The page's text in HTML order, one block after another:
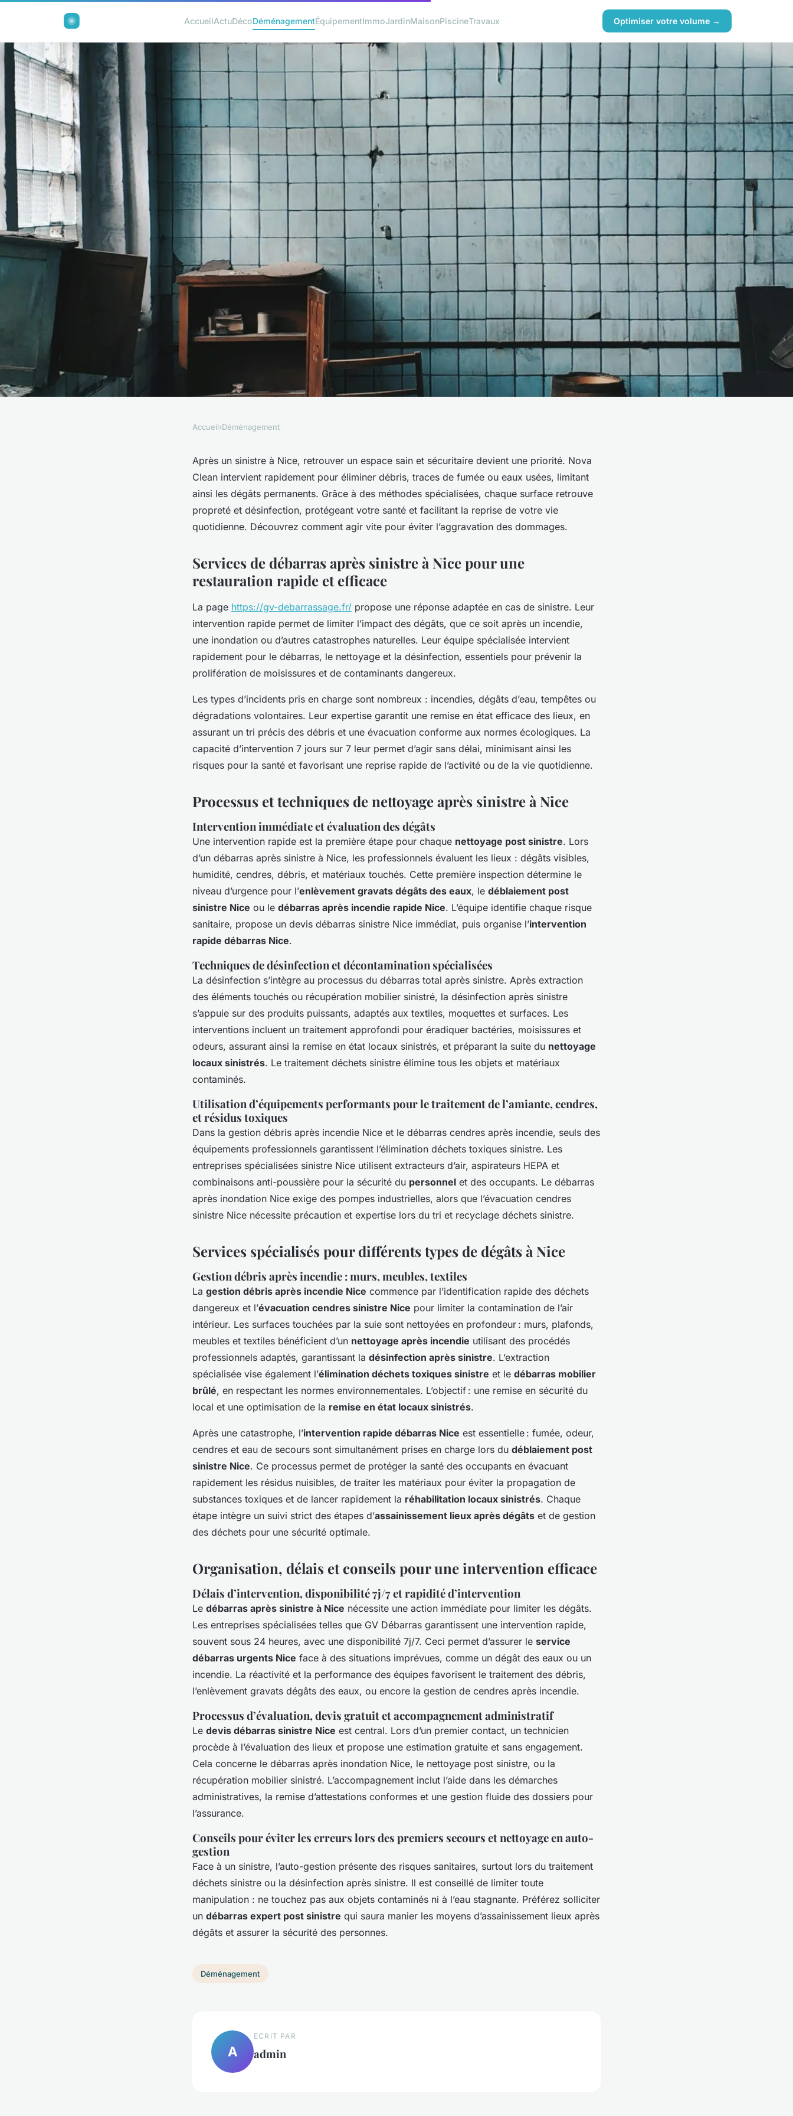
AccueilActuDécoDéménagementÉquipementImmoJardinMaisonPiscineTravaux Optimiser votre volume →
Débarras après sinistre à Nice :
rétablissez votre espace !
Accueil›Déménagement
Après un sinistre à Nice, retrouver un espace sain et sécuritaire devient une priorité. Nova
Clean intervient rapidement pour éliminer débris, traces de fumée ou eaux usées, limitant
ainsi les dégâts permanents. Grâce à des méthodes spécialisées, chaque surface retrouve
propreté et désinfection, protégeant votre santé et facilitant la reprise de votre vie
quotidienne. Découvrez comment agir vite pour éviter l’aggravation des dommages.
Services de débarras après sinistre à Nice pour une
restauration rapide et efficace
La page https://gv-debarrassage.fr/ propose une réponse adaptée en cas de sinistre. Leur
intervention rapide permet de limiter l’impact des dégâts, que ce soit après un incendie,
une inondation ou d’autres catastrophes naturelles. Leur équipe spécialisée intervient
rapidement pour le débarras, le nettoyage et la désinfection, essentiels pour prévenir la
prolifération de moisissures et de contaminants dangereux.
Les types d’incidents pris en charge sont nombreux : incendies, dégâts d’eau, tempêtes ou
dégradations volontaires. Leur expertise garantit une remise en état efficace des lieux, en
assurant un tri précis des débris et une évacuation conforme aux normes écologiques. La
capacité d’intervention 7 jours sur 7 leur permet d’agir sans délai, minimisant ainsi les
risques pour la santé et favorisant une reprise rapide de l’activité ou de la vie quotidienne.
Processus et techniques de nettoyage après sinistre à Nice
Intervention immédiate et évaluation des dégâts
Une intervention rapide est la première étape pour chaque nettoyage post sinistre. Lors
d’un débarras après sinistre à Nice, les professionnels évaluent les lieux : dégâts visibles,
humidité, cendres, débris, et matériaux touchés. Cette première inspection détermine le
niveau d’urgence pour l’enlèvement gravats dégâts des eaux, le déblaiement post
sinistre Nice ou le débarras après incendie rapide Nice. L’équipe identifie chaque risque
sanitaire, propose un devis débarras sinistre Nice immédiat, puis organise l’intervention
rapide débarras Nice.
Techniques de désinfection et décontamination spécialisées
La désinfection s’intègre au processus du débarras total après sinistre. Après extraction
des éléments touchés ou récupération mobilier sinistré, la désinfection après sinistre
s’appuie sur des produits puissants, adaptés aux textiles, moquettes et surfaces. Les
interventions incluent un traitement approfondi pour éradiquer bactéries, moisissures et
odeurs, assurant ainsi la remise en état locaux sinistrés, et préparant la suite du nettoyage
locaux sinistrés. Le traitement déchets sinistre élimine tous les objets et matériaux
contaminés.
Utilisation d’équipements performants pour le traitement de l’amiante, cendres,
et résidus toxiques
Dans la gestion débris après incendie Nice et le débarras cendres après incendie, seuls des
équipements professionnels garantissent l’élimination déchets toxiques sinistre. Les
entreprises spécialisées sinistre Nice utilisent extracteurs d’air, aspirateurs HEPA et
combinaisons anti-poussière pour la sécurité du personnel et des occupants. Le débarras
après inondation Nice exige des pompes industrielles, alors que l’évacuation cendres
sinistre Nice nécessite précaution et expertise lors du tri et recyclage déchets sinistre.
Services spécialisés pour différents types de dégâts à Nice
Gestion débris après incendie : murs, meubles, textiles
La gestion débris après incendie Nice commence par l’identification rapide des déchets
dangereux et l’évacuation cendres sinistre Nice pour limiter la contamination de l’air
intérieur. Les surfaces touchées par la suie sont nettoyées en profondeur : murs, plafonds,
meubles et textiles bénéficient d’un nettoyage après incendie utilisant des procédés
professionnels adaptés, garantissant la désinfection après sinistre. L’extraction
spécialisée vise également l’élimination déchets toxiques sinistre et le débarras mobilier
brûlé, en respectant les normes environnementales. L’objectif : une remise en sécurité du
local et une optimisation de la remise en état locaux sinistrés.
Après une catastrophe, l’intervention rapide débarras Nice est essentielle : fumée, odeur,
cendres et eau de secours sont simultanément prises en charge lors du déblaiement post
sinistre Nice. Ce processus permet de protéger la santé des occupants en évacuant
rapidement les résidus nuisibles, de traiter les matériaux pour éviter la propagation de
substances toxiques et de lancer rapidement la réhabilitation locaux sinistrés. Chaque
étape intègre un suivi strict des étapes d’assainissement lieux après dégâts et de gestion
des déchets pour une sécurité optimale.
Organisation, délais et conseils pour une intervention efficace
Délais d’intervention, disponibilité 7j/7 et rapidité d’intervention
Le débarras après sinistre à Nice nécessite une action immédiate pour limiter les dégâts.
Les entreprises spécialisées telles que GV Débarras garantissent une intervention rapide,
souvent sous 24 heures, avec une disponibilité 7j/7. Ceci permet d’assurer le service
débarras urgents Nice face à des situations imprévues, comme un dégât des eaux ou un
incendie. La réactivité et la performance des équipes favorisent le traitement des débris,
l’enlèvement gravats dégâts des eaux, ou encore la gestion de cendres après incendie.
Processus d’évaluation, devis gratuit et accompagnement administratif
Le devis débarras sinistre Nice est central. Lors d’un premier contact, un technicien
procède à l’évaluation des lieux et propose une estimation gratuite et sans engagement.
Cela concerne le débarras après inondation Nice, le nettoyage post sinistre, ou la
récupération mobilier sinistré. L’accompagnement inclut l’aide dans les démarches
administratives, la remise d’attestations conformes et une gestion fluide des dossiers pour
l’assurance.
Conseils pour éviter les erreurs lors des premiers secours et nettoyage en auto-
gestion
Face à un sinistre, l’auto-gestion présente des risques sanitaires, surtout lors du traitement
déchets sinistre ou la désinfection après sinistre. Il est conseillé de limiter toute
manipulation : ne touchez pas aux objets contaminés ni à l’eau stagnante. Préférez solliciter
un débarras expert post sinistre qui saura manier les moyens d’assainissement lieux après
dégâts et assurer la sécurité des personnes.
Déménagement
A
ECRIT PAR
admin